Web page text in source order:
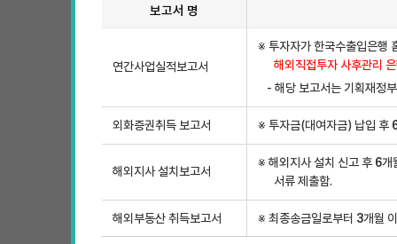
보고서 명
연간사업실적보고서
※ 투자자가 한국수출입은행
해외직접투자 사후관리
- 해당 보고서는 기획재정
외화증권취득 보고서 ※ 투자금(대여자금) 납입 후
해외지사 설치보고서
※ 해외지사 설치 신고 후 6개
서류 제출함.
해외부동산 취득보고서 ※ 최종송금일로부터 3개월